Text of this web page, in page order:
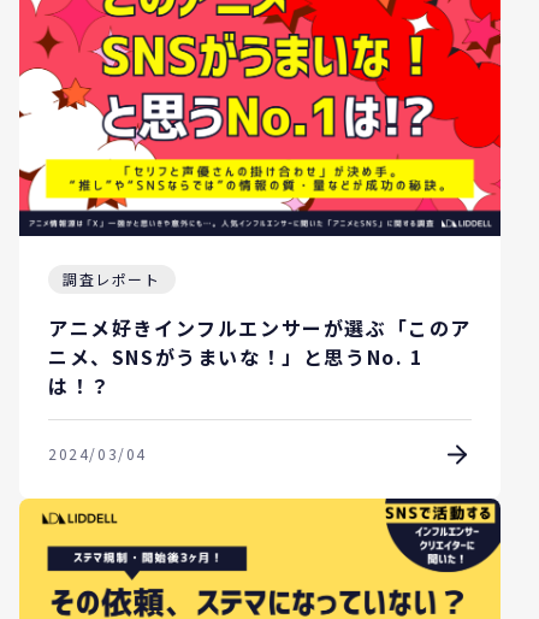
調査レポート
アニメ好きインフルエンサーが選ぶ「このア
ニメ、SNSがうまいな！」と思うNo. 1
は！？
2024/03/04